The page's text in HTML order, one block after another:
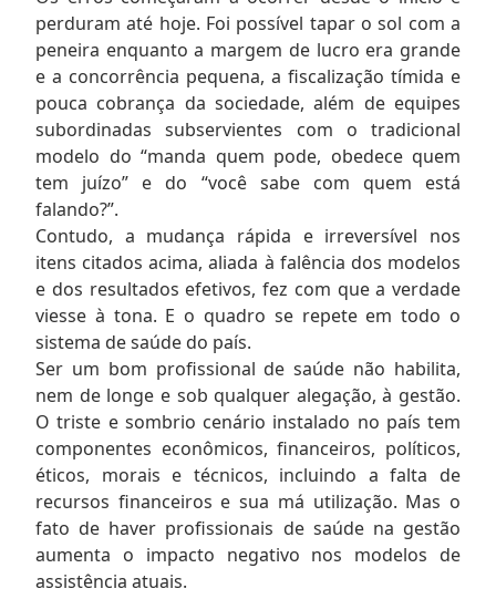
perduram até hoje. Foi possível tapar o sol com a
peneira enquanto a margem de lucro era grande
e a concorrência pequena, a fiscalização tímida e
pouca cobrança da sociedade, além de equipes
subordinadas subservientes com o tradicional
modelo do “manda quem pode, obedece quem
tem juízo” e do “você sabe com quem está
falando?”.
Contudo, a mudança rápida e irreversível nos
itens citados acima, aliada à falência dos modelos
e dos resultados efetivos, fez com que a verdade
viesse à tona. E o quadro se repete em todo o
sistema de saúde do país.
Ser um bom profissional de saúde não habilita,
nem de longe e sob qualquer alegação, à gestão.
O triste e sombrio cenário instalado no país tem
componentes econômicos, financeiros, políticos,
éticos, morais e técnicos, incluindo a falta de
recursos financeiros e sua má utilização. Mas o
fato de haver profissionais de saúde na gestão
aumenta o impacto negativo nos modelos de
assistência atuais.